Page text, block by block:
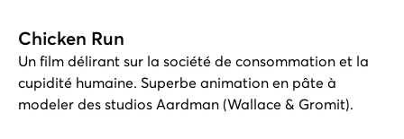
Chicken Run
Un film délirant sur la société de consommation et la
cupidité humaine. Superbe animation en pâte à
modeler des studios Aardman (Wallace & Gromit).